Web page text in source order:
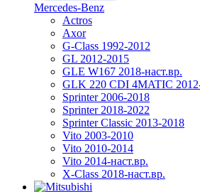
Mercedes-Benz
Actros
Axor
G-Class 1992-2012
GL 2012-2015
GLE W167 2018-наст.вр.
GLK 220 CDI 4MATIC
Sprinter 2006-2018
Sprinter 2018-2022
Sprinter Classic 2013-2018
Vito 2003-2010
Vito 2010-2014
Vito 2014-наст.вр.
X-Class 2018-наст.вр.